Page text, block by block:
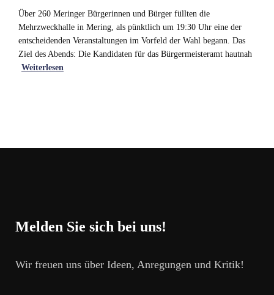
Über 260 Meringer Bürgerinnen und Bürger füllten die
Mehrzweckhalle in Mering, als pünktlich um 19:30 Uhr eine der
entscheidenden Veranstaltungen im Vorfeld der Wahl begann. Das
Ziel des Abends: Die Kandidaten für das Bürgermeisteramt hautnah
Weiterlesen
Melden Sie sich bei uns!
Wir freuen uns über Ideen, Anregungen und Kritik!